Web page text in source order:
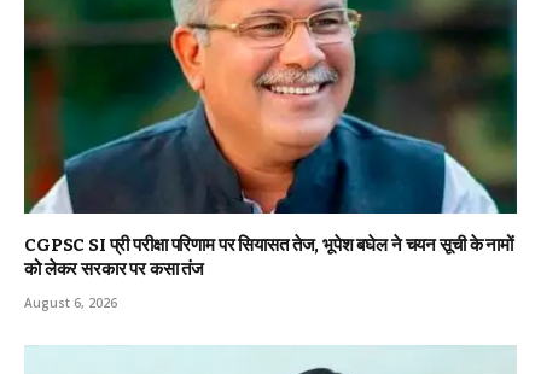
CGPSC SI प्री परीक्षा परिणाम पर सियासत तेज, भूपेश बघेल ने चयन सूची के नामों
को लेकर सरकार पर कसा तंज
August 6, 2026